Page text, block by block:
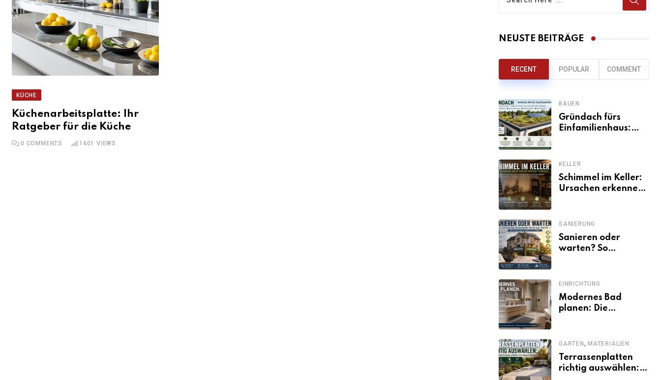
KÜCHE
Küchenarbeitsplatte: Ihr
Ratgeber für die Küche
0 COMMENTS 1401 VIEWS
NEUSTE BEITRÄGE
RECENT POPULAR COMMENT
BAUEN
Gründach fürs
Einfamilienhaus:
ökologische Wirkung
KELLER
Schimmel im Keller:
Ursachen erkennen
SANIERUNG
Sanieren oder
warten? So
unsicherer Kosten,
Zinsen und
Förderbedingungen
EINRICHTUNG
Modernes Bad
planen: Die
Umsetzung
GARTEN, MATERIALIEN
Terrassenplatten
richtig auswählen: